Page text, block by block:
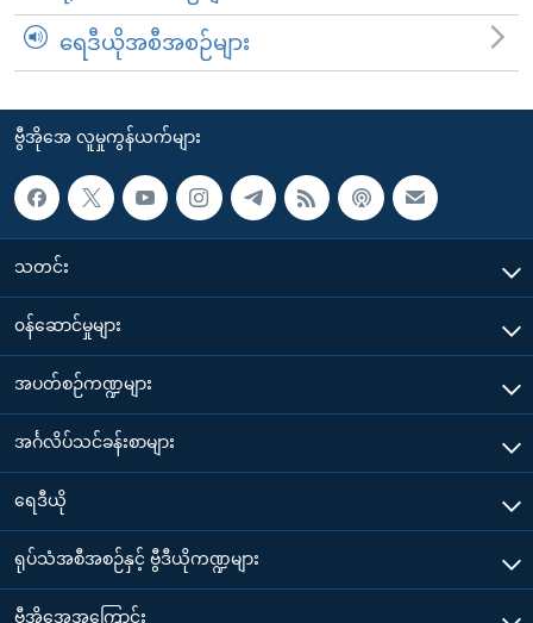
ရေဒီယိုအစီအစဉ်များ
ဗွီအိုအေ လူမှုကွန်ယက်များ
သတင်း
၀န်ဆောင်မှုများ
အပတ်စဉ်ကဏ္ဍများ
အင်္ဂလိပ်သင်ခန်းစာများ
ရေဒီယို
ရုပ်သံအစီအစဉ်နှင့် ဗွီဒီယိုကဏ္ဍများ
ဗွီအိုအေအကြောင်း